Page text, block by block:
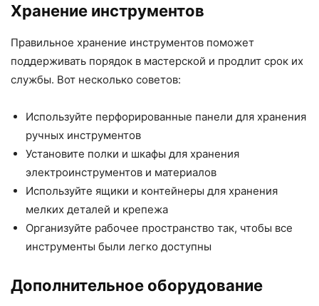
Хранение инструментов
Правильное хранение инструментов поможет
поддерживать порядок в мастерской и продлит срок их
службы. Вот несколько советов:
Используйте перфорированные панели для хранения
ручных инструментов
Установите полки и шкафы для хранения
электроинструментов и материалов
Используйте ящики и контейнеры для хранения
мелких деталей и крепежа
Организуйте рабочее пространство так, чтобы все
инструменты были легко доступны
Дополнительное оборудование